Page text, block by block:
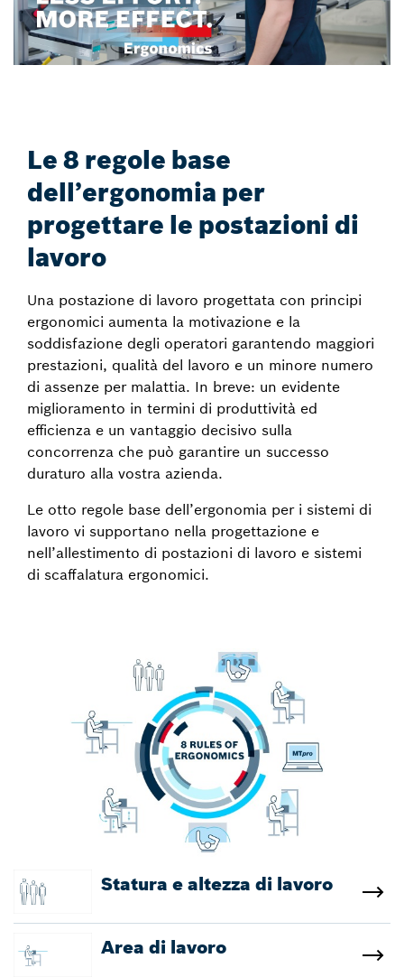
Le 8 regole base
dell’ergonomia per
progettare le postazioni di
lavoro
Una postazione di lavoro progettata con principi
ergonomici aumenta la motivazione e la
soddisfazione degli operatori garantendo maggiori
prestazioni, qualità del lavoro e un minore numero
di assenze per malattia. In breve: un evidente
miglioramento in termini di produttività ed
efficienza e un vantaggio decisivo sulla
concorrenza che può garantire un successo
duraturo alla vostra azienda.
Le otto regole base dell’ergonomia per i sistemi di
lavoro vi supportano nella progettazione e
nell’allestimento di postazioni di lavoro e sistemi
di scaffalatura ergonomici.
Statura e altezza di lavoro
Area di lavoro